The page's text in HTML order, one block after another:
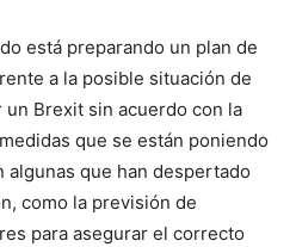
está preparando un plan de
a la posible situación de
Brexit sin acuerdo con la
que se están poniendo
algunas que han despertado
como la previsión de
para asegurar el correcto